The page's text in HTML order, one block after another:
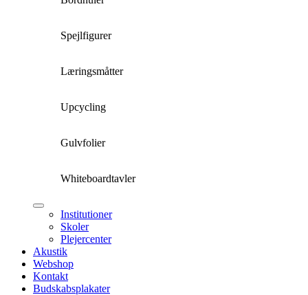
Spejlfigurer
Læringsmåtter
Upcycling
Gulvfolier
Whiteboardtavler
Institutioner
Skoler
Plejercenter
Akustik
Webshop
Kontakt
Budskabsplakater